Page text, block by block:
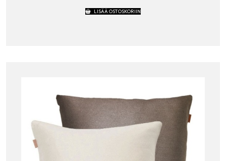
LISÄÄ OSTOSKORIIN